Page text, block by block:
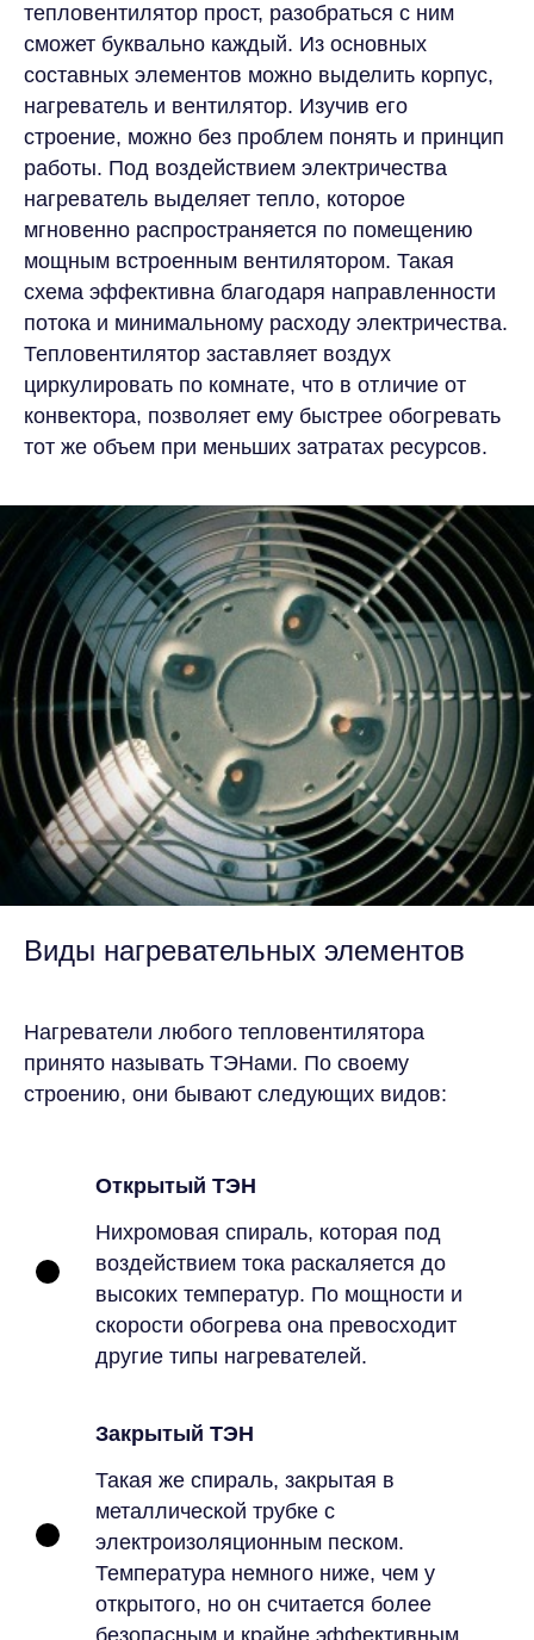
тепловентилятор прост, разобраться с ним
сможет буквально каждый. Из основных
составных элементов можно выделить корпус,
нагреватель и вентилятор. Изучив его
строение, можно без проблем понять и принцип
работы. Под воздействием электричества
нагреватель выделяет тепло, которое
мгновенно распространяется по помещению
мощным встроенным вентилятором. Такая
схема эффективна благодаря направленности
потока и минимальному расходу электричества.
Тепловентилятор заставляет воздух
циркулировать по комнате, что в отличие от
конвектора, позволяет ему быстрее обогревать
тот же объем при меньших затратах ресурсов.
Виды нагревательных элементов
Нагреватели любого тепловентилятора
принято называть ТЭНами. По своему
строению, они бывают следующих видов:
Открытый ТЭН
Нихромовая спираль, которая под
воздействием тока раскаляется до
высоких температур. По мощности и
скорости обогрева она превосходит
другие типы нагревателей.
Закрытый ТЭН
Такая же спираль, закрытая в
металлической трубке с
электроизоляционным песком.
Температура немного ниже, чем у
открытого, но он считается более
безопасным и крайне эффективным.